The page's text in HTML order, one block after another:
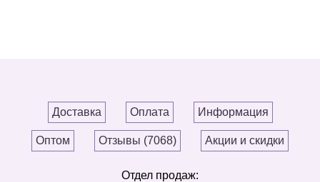
Доставка Оплата Информация
Оптом Отзывы (7068) Акции и скидки
Отдел продаж: